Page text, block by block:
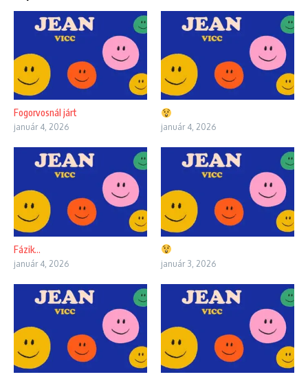
Fogorvosnál járt
január 4, 2026 január 4, 2026
Fázik…
január 4, 2026 január 3, 2026